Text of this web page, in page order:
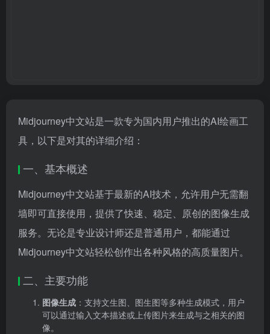
Midjourney中文站是一款专为国内用户推出的AI绘画工
具，以下是对其的详细介绍：
一、基本概述
Midjourney中文站基于最新的AI技术，允许用户无需翻
墙即可直接使用，提供了快速、稳定、原创的图像生成
服务。无论是专业设计师还是普通用户，都能通过
Midjourney中文站轻松创作出各种风格的高质量图片。
二、主要功能
图像生成 ：支持文生图、图生图等多种生成模式，用户
可以通过输入文本描述或上传图片来生成与之相关的图
像。